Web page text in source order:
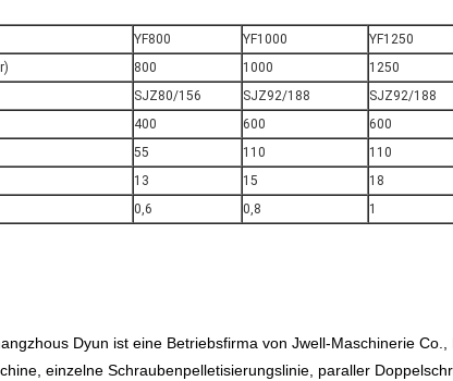
YF800 YF1000
YF1250
800 1000
1250
SJZ80/156 SJZ92/188
SJZ92/188
400 600
600
55 110
110
13 15
18
0,6 0,8 1
Dyun ist eine Betriebsfirma von Jwell-Maschinerie
einzelne Schraubenpelletisierungslinie, paraller